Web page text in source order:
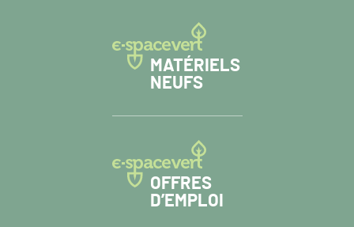
MATÉRIELS
NEUFS
OFFRES
D’EMPLOI